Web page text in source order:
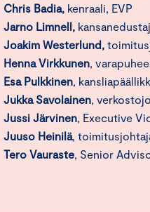
Chris Badia, kenraali, EVP
Jarno Limnell,
Joakim Westerlund,
Henna Virkkunen,
Esa Pulkkinen,
Jukka Savolainen,
Jussi Järvinen, Executive
Juuso Heinilä,
Tero Vauraste, Senior